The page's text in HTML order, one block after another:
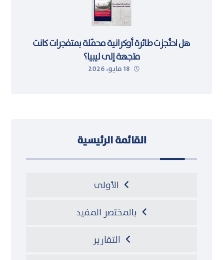
هل احتُجزت طائرة أوكرانية محمّلة بمتفجرات كانت
متجهة إلى ليبيا؟
18 مايو، 2026
القائمة الرئيسية
الأولى
بالمختصر المفيد
التقارير